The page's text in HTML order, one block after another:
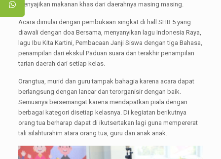
menyajikan makanan khas dari daerahnya masing masing.
Acara dimulai dengan pembukaan singkat di hall SHB 5 yang
diawali dengan doa Bersama, menyanyikan lagu Indonesia Raya,
lagu Ibu Kita Kartini, Pembacaan Janji Siswa dengan tiga Bahasa,
penampilan dari ekskul Paduan suara dan terakhir penampilan
tarian daerah dari setiap kelas.
Orangtua, murid dan guru tampak bahagia karena acara dapat
berlangsung dengan lancar dan terorganisir dengan baik.
Semuanya bersemangat karena mendapatkan piala dengan
berbagai kategori disetiap kelasnya. Di kegiatan berikutnya
orang tua berharap dapat di ikutsertakan lagi guna mempererat
tali silahturahim atara orang tua, guru dan anak anak.